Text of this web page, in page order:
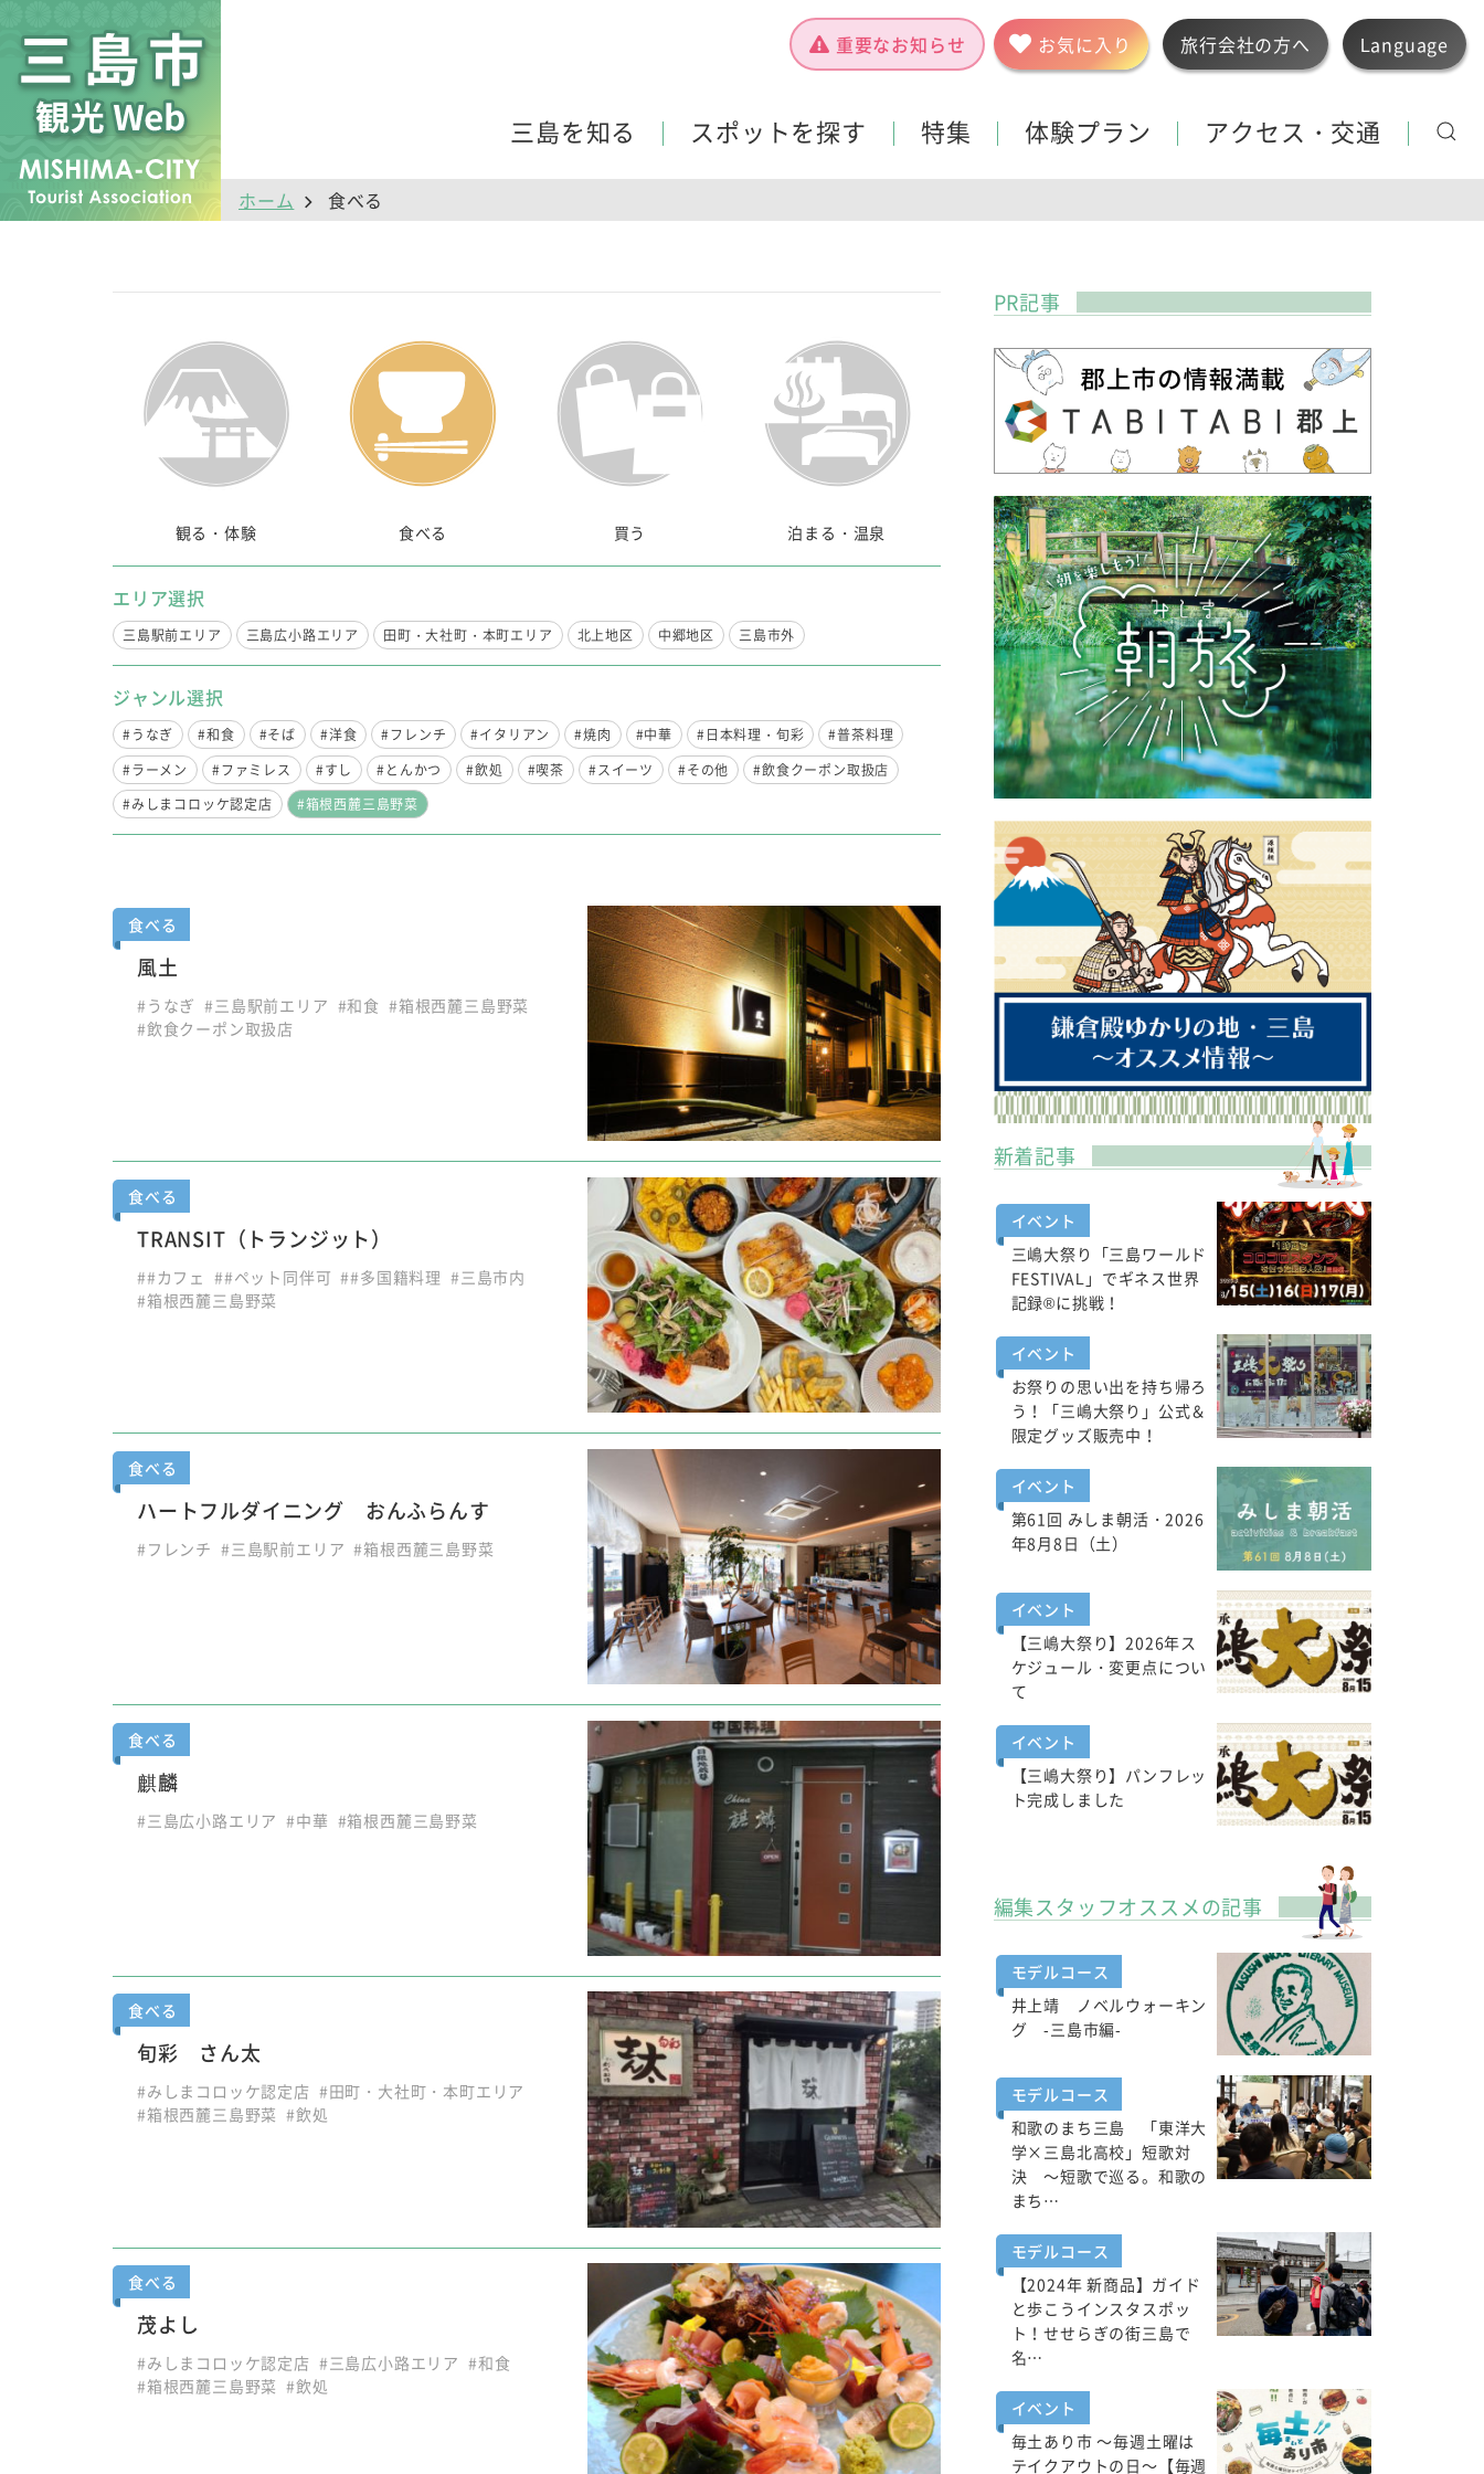
重要なお知らせ お気に入り 旅行会社の方へ Language
三島を知る スポットを探す 特集 体験プラン アクセス・交通
ホーム 食べる
観る・体験 食べる 買う 泊まる・温泉
エリア選択
三島駅前エリア 三島広小路エリア 田町・大社町・本町エリア 北上地区 中郷地区 三島市外
ジャンル選択
#うなぎ #和食 #そば #洋食 #フレンチ #イタリアン #焼肉 #中華 #日本料理・旬彩
#普茶料理
#ラーメン
#ファミレス #すし #とんかつ #飲処 #喫茶 #スイーツ #その他
#飲食クーポン取扱店
#みしまコロッケ認定店
#箱根西麓三島野菜
食べる
風土
#うなぎ #三島駅前エリア #和食 #箱根西麓三島野菜
#飲食クーポン取扱店
食べる
TRANSIT（トランジット）
##カフェ ##ペット同伴可 ##多国籍料理 #三島市内
#箱根西麓三島野菜
食べる
ハートフルダイニング おんふらんす
#フレンチ #三島駅前エリア #箱根西麓三島野菜
食べる
麒麟
#三島広小路エリア #中華 #箱根西麓三島野菜
食べる
旬彩 さん太
#みしまコロッケ認定店 #田町・大社町・本町エリア
#箱根西麓三島野菜 #飲処
食べる
茂よし
#みしまコロッケ認定店 #三島広小路エリア #和食
#箱根西麓三島野菜 #飲処
PR記事
新着記事
イベント
三嶋大祭り「三島ワールド
FESTIVAL」でギネス世界
記録®に挑戦！
イベント
お祭りの思い出を持ち帰ろ
う！「三嶋大祭り」公式＆
限定グッズ販売中！
イベント
第61回 みしま朝活・2026
年8月8日（土）
イベント
【三嶋大祭り】2026年ス
ケジュール・変更点につい
て
イベント
【三嶋大祭り】パンフレッ
ト完成しました
編集スタッフオススメの記事
モデルコース
井上靖 ノベルウォーキン
グ -三島市編-
モデルコース
和歌のまち三島 「東洋大
学×三島北高校」短歌対
決 ～短歌で巡る。和歌の
まち…
モデルコース
【2024年 新商品】ガイド
と歩こうインスタスポッ
ト！せせらぎの街三島で
名…
イベント
毎土あり市 ～毎週土曜は
テイクアウトの日～【毎週